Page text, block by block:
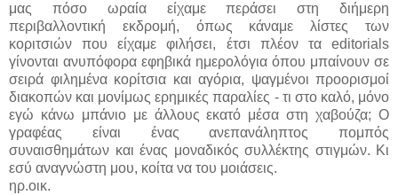
μας πόσο ωραία είχαμε περάσει στη διήμερη
περιβαλλοντική εκδρομή, όπως κάναμε λίστες των
κοριτσιών που είχαμε φιλήσει, έτσι πλέον τα editorials
γίνονται ανυπόφορα εφηβικά ημερολόγια όπου μπαίνουν σε
σειρά φιλημένα κορίτσια και αγόρια, ψαγμένοι προορισμοί
διακοπών και μονίμως ερημικές παραλίες - τι στο καλό, μόνο
εγώ κάνω μπάνιο με άλλους εκατό μέσα στη χαβούζα; Ο
γραφέας είναι ένας ανεπανάληπτος πομπός
συναισθημάτων και ένας μοναδικός συλλέκτης στιγμών. Κι
εσύ αναγνώστη μου, κοίτα να του μοιάσεις.
ηρ.οικ.